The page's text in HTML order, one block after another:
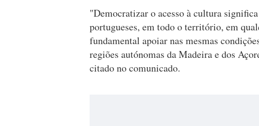
"Democratizar o acesso à cultura
portugueses, em todo o território, em
fundamental apoiar nas mesmas
regiões autónomas da Madeira e dos
citado no comunicado.